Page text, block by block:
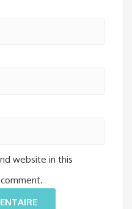
website in this